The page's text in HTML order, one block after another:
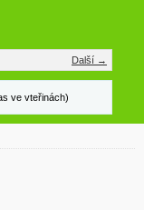
Další →
ve vteřinách)